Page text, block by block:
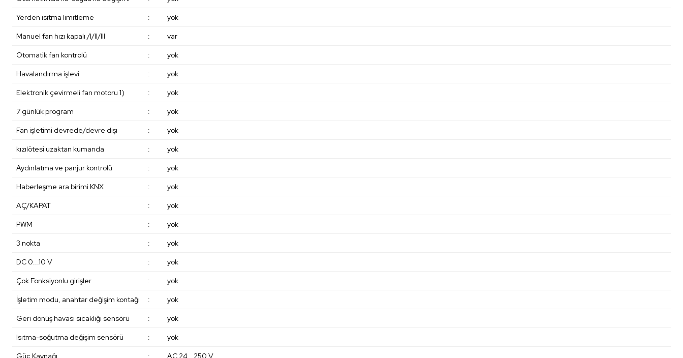
Yerden ısıtma limitleme : yok
Manuel fan hızı kapalı /I/II/III : var
Otomatik fan kontrolü : yok
Havalandırma işlevi : yok
Elektronik çevirmeli fan motoru 1) : yok
7 günlük program : yok
Fan işletimi devrede/devre dışı : yok
kızılötesi uzaktan kumanda : yok
Aydınlatma ve panjur kontrolü : yok
Haberleşme ara birimi KNX : yok
AÇ/KAPAT : yok
PWM : yok
3 nokta : yok
DC 0...10 V : yok
Çok Fonksiyonlu girişler : yok
İşletim modu, anahtar değişim kontağı : yok
Geri dönüş havası sıcaklığı sensörü : yok
Isıtma-soğutma değişim sensörü : yok
Güç Kaynağı : AC 24...250 V